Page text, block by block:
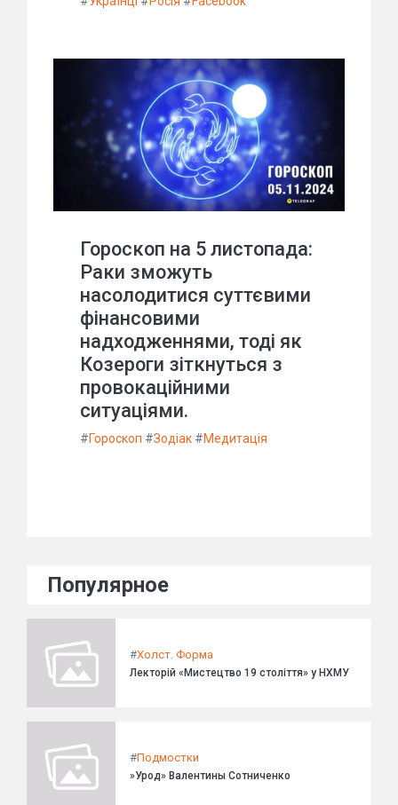
Гороскоп на 5 листопада:
Раки зможуть
насолодитися суттєвими
фінансовими
надходженнями, тоді як
Козероги зіткнуться з
провокаційними
ситуаціями.
#Гороскоп #Зодіак #Медитація
Популярное
#Холст. Форма
Лекторій «Мистецтво 19 століття» у НХМУ
#Подмостки
»Урод» Валентины Сотниченко